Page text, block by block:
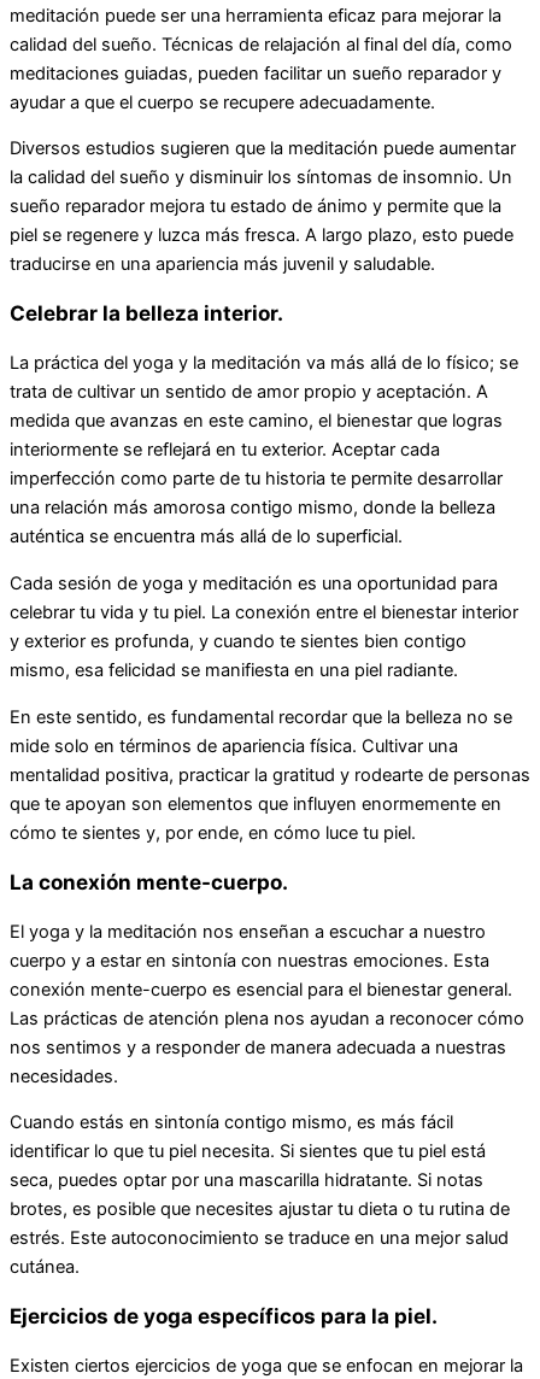
meditación puede ser una herramienta eficaz para mejorar la
calidad del sueño. Técnicas de relajación al final del día, como
meditaciones guiadas, pueden facilitar un sueño reparador y
ayudar a que el cuerpo se recupere adecuadamente.
Diversos estudios sugieren que la meditación puede aumentar
la calidad del sueño y disminuir los síntomas de insomnio. Un
sueño reparador mejora tu estado de ánimo y permite que la
piel se regenere y luzca más fresca. A largo plazo, esto puede
traducirse en una apariencia más juvenil y saludable.
Celebrar la belleza interior.
La práctica del yoga y la meditación va más allá de lo físico; se
trata de cultivar un sentido de amor propio y aceptación. A
medida que avanzas en este camino, el bienestar que logras
interiormente se reflejará en tu exterior. Aceptar cada
imperfección como parte de tu historia te permite desarrollar
una relación más amorosa contigo mismo, donde la belleza
auténtica se encuentra más allá de lo superficial.
Cada sesión de yoga y meditación es una oportunidad para
celebrar tu vida y tu piel. La conexión entre el bienestar interior
y exterior es profunda, y cuando te sientes bien contigo
mismo, esa felicidad se manifiesta en una piel radiante.
En este sentido, es fundamental recordar que la belleza no se
mide solo en términos de apariencia física. Cultivar una
mentalidad positiva, practicar la gratitud y rodearte de personas
que te apoyan son elementos que influyen enormemente en
cómo te sientes y, por ende, en cómo luce tu piel.
La conexión mente-cuerpo.
El yoga y la meditación nos enseñan a escuchar a nuestro
cuerpo y a estar en sintonía con nuestras emociones. Esta
conexión mente-cuerpo es esencial para el bienestar general.
Las prácticas de atención plena nos ayudan a reconocer cómo
nos sentimos y a responder de manera adecuada a nuestras
necesidades.
Cuando estás en sintonía contigo mismo, es más fácil
identificar lo que tu piel necesita. Si sientes que tu piel está
seca, puedes optar por una mascarilla hidratante. Si notas
brotes, es posible que necesites ajustar tu dieta o tu rutina de
estrés. Este autoconocimiento se traduce en una mejor salud
cutánea.
Ejercicios de yoga específicos para la piel.
Existen ciertos ejercicios de yoga que se enfocan en mejorar la